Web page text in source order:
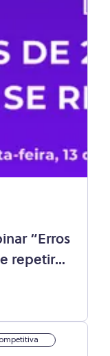
“Erros
repetir